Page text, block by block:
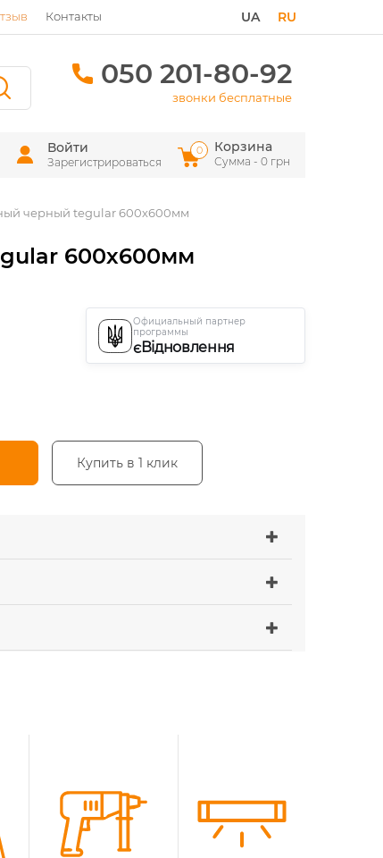
Контакты RU
UA
050 201-80-92
звонки бесплатные
Войти
Зарегистрироваться
Корзина
Сумма - 0 грн
0
черный tegular 600х600мм
600х600мм
Официальный партнер
программы
єВідновлення
Купить в 1 клик